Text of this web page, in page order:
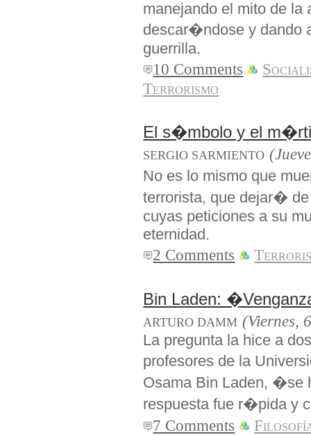
manejando el mito de la
descar�ndose y dando
guerrilla.
10 Comments
Terrorismo
El s�mbolo y el
SERGIO SARMIENTO
No es lo mismo que
terrorista, que dejar�
cuyas peticiones a su
eternidad.
2 Comments
Bin Laden:
ARTURO DAMM (Viernes,
La pregunta la hice a
profesores de la
Osama Bin Laden,
respuesta fue r�pida y
7 Comments